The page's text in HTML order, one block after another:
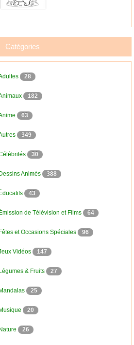
Catégories
28
182
63
349
30
Dessins Animés 388
Éducatifs 43
Émission de Télévision et Films 64
Fêtes et Occasions Spéciales 96
Vidéos 147
Légumes & Fruits 27
Mandalas 25
Musique 20
Nature 26